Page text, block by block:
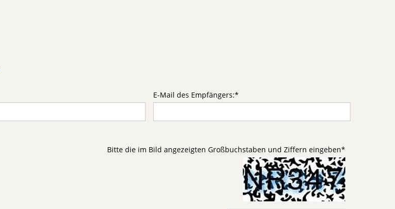
E-Mail des Empfängers:*
Bitte die im Bild angezeigten Großbuchstaben und Ziffern eingeben*